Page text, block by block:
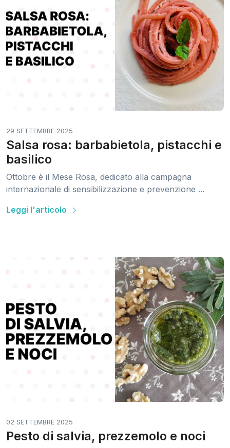
29 SETTEMBRE 2025
Salsa rosa: barbabietola, pistacchi e
basilico
Ottobre è il Mese Rosa, dedicato alla campagna
internazionale di sensibilizzazione e prevenzione ...
Leggi l'articolo
02 SETTEMBRE 2025
Pesto di salvia, prezzemolo e noci